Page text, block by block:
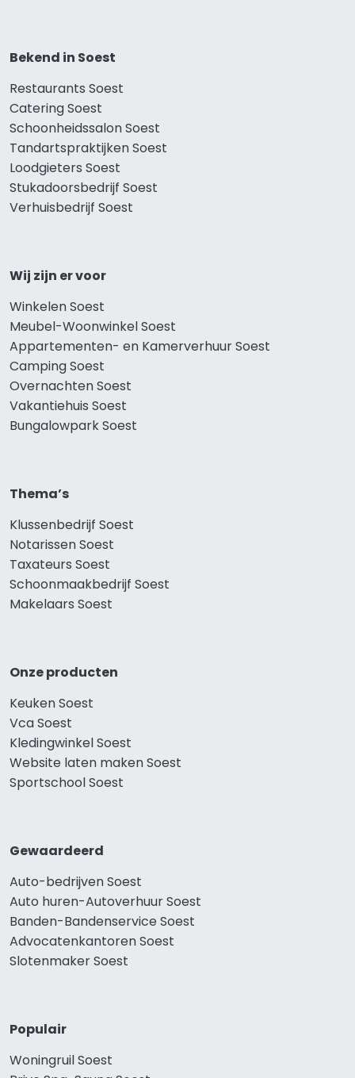
Bekend in Soest
Restaurants Soest
Catering Soest
Schoonheidssalon Soest
Tandartspraktijken Soest
Loodgieters Soest
Stukadoorsbedrijf Soest
Verhuisbedrijf Soest
Wij zijn er voor
Winkelen Soest
Meubel-Woonwinkel Soest
Appartementen- en Kamerverhuur Soest
Camping Soest
Overnachten Soest
Vakantiehuis Soest
Bungalowpark Soest
Thema’s
Klussenbedrijf Soest
Notarissen Soest
Taxateurs Soest
Schoonmaakbedrijf Soest
Makelaars Soest
Onze producten
Keuken Soest
Vca Soest
Kledingwinkel Soest
Website laten maken Soest
Sportschool Soest
Gewaardeerd
Auto-bedrijven Soest
Auto huren-Autoverhuur Soest
Banden-Bandenservice Soest
Advocatenkantoren Soest
Slotenmaker Soest
Populair
Woningruil Soest